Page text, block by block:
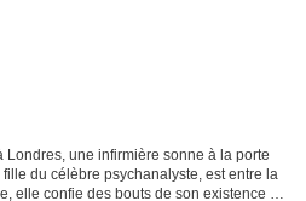
Londres, une infirmière sonne à la porte
du célèbre psychanalyste, est entre la
elle confie des bouts de son existence à